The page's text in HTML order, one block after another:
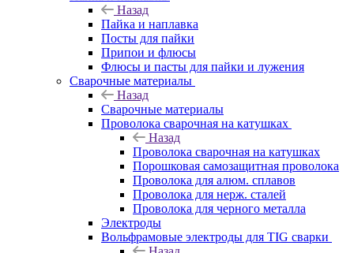
Назад
Пайка и наплавка
Посты для пайки
Припои и флюсы
Флюсы и пасты для пайки и лужения
Сварочные материалы
Назад
Сварочные материалы
Проволока сварочная на катушках
Назад
Проволока сварочная на катушках
Порошковая самозащитная проволока
Проволока для алюм. сплавов
Проволока для нерж. сталей
Проволока для черного металла
Электроды
Вольфрамовые электроды для TIG сварки